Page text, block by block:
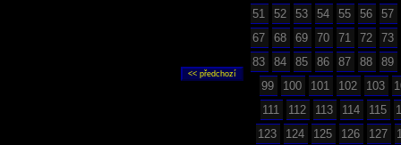
51
52 53 54 55 56
57
67
68 69 70 71 72
73
83
84 85 86 87 88
89
99
100 101 102 103
111
112 113 114 115
123
124 125 126 127